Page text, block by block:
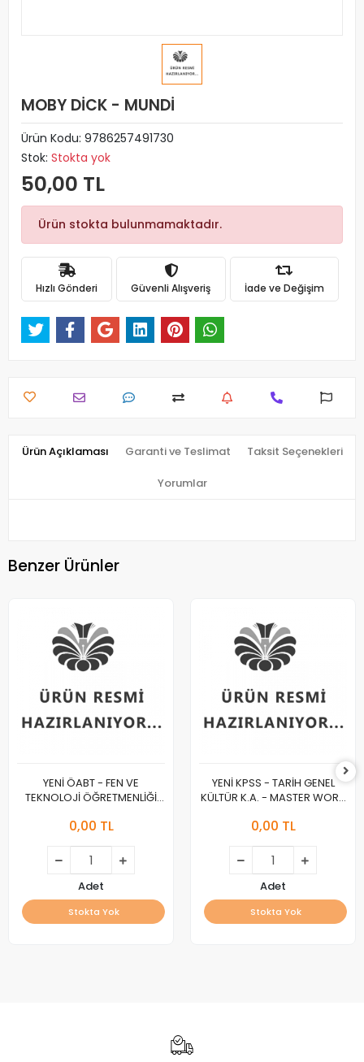
MOBY DİCK - MUNDİ
Ürün Kodu: 9786257491730
Stok: Stokta yok
50,00 TL
Ürün stokta bulunmamaktadır.
Hızlı Gönderi Güvenli Alışveriş İade ve Değişim
Ürün Açıklaması Garanti ve Teslimat Taksit Seçenekleri
Yorumlar
Benzer Ürünler
YENİ ÖABT - FEN VE
TEKNOLOJİ ÖĞRETMENLİĞİ
0,00 TL
Adet
Stokta Yok
YENİ KPSS - TARİH GENEL
KÜLTÜR K.A. - MASTER WORK
0,00 TL
Adet
Stokta Yok